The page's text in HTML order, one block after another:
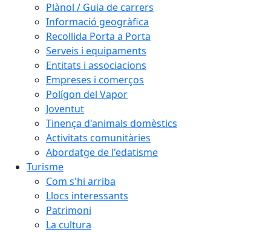
Plànol / Guia de carrers
Informació geogràfica
Recollida Porta a Porta
Serveis i equipaments
Entitats i associacions
Empreses i comerços
Polígon del Vapor
Joventut
Tinença d'animals domèstics
Activitats comunitàries
Abordatge de l'edatisme
Turisme
Com s'hi arriba
Llocs interessants
Patrimoni
La cultura